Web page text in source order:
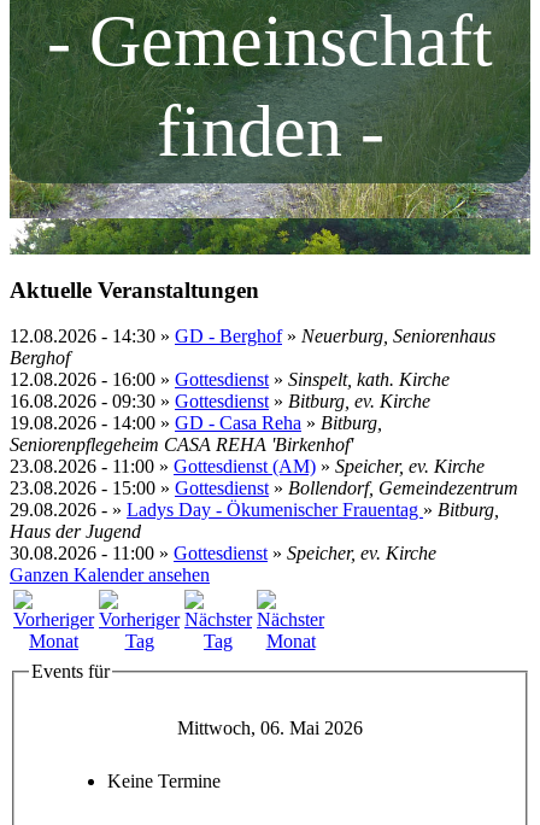
- Gemeinschaft
finden -
Aktuelle Veranstaltungen
12.08.2026 - 14:30 » GD - Berghof» Neuerburg, Seniorenhaus
Berghof
12.08.2026 - 16:00 » Gottesdienst» Sinspelt, kath. Kirche
16.08.2026 - 09:30 » Gottesdienst» Bitburg, ev. Kirche
19.08.2026 - 14:00 » GD - Casa Reha » Bitburg,
Seniorenpflegeheim CASA REHA 'Birkenhof'
23.08.2026 - 11:00 » Gottesdienst (AM) » Speicher, ev. Kirche
23.08.2026 - 15:00 » Gottesdienst» Bollendorf, Gemeindezentrum
29.08.2026 - » Ladys Day - Ökumenischer Frauentag » Bitburg,
Haus der Jugend
30.08.2026 - 11:00 » Gottesdienst» Speicher, ev. Kirche
Ganzen Kalender ansehen
Events für
Mittwoch, 06. Mai 2026
Keine Termine